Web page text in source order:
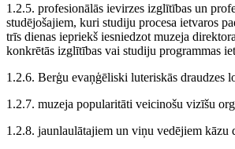
1.2.5. profesionālās ievirzes izglītības un
studējošajiem, kuri studiju procesa ietvaros
trīs dienas iepriekš iesniedzot muzeja
konkrētās izglītības vai studiju programmas
1.2.6. Berģu evaņģēliski luteriskās draudzes
1.2.7. muzeja popularitāti veicinošu vizīšu
1.2.8. jaunlaulātajiem un viņu vedējiem kāzu